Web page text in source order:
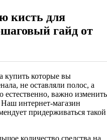
кисть для
гайд от
купить которые вы
не оставляли полос, а
важно изменить
интернет-магазин
придерживаться такой